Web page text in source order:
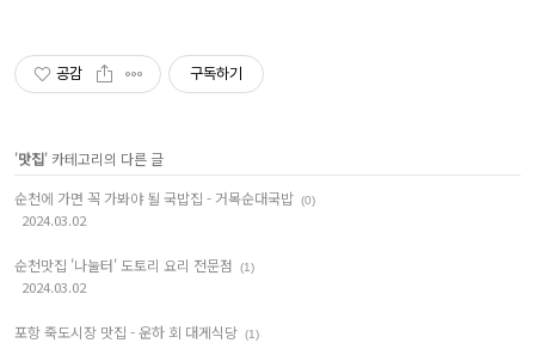
공감 구독하기
'맛집' 카테고리의 다른 글
순천에 가면 꼭 가봐야 될 국밥집 - 거목순대국밥 (0)
2024.03.02
순천맛집 '나눌터' 도토리 요리 전문점 (1)
2024.03.02
포항 죽도시장 맛집 - 운하 회 대게식당 (1)